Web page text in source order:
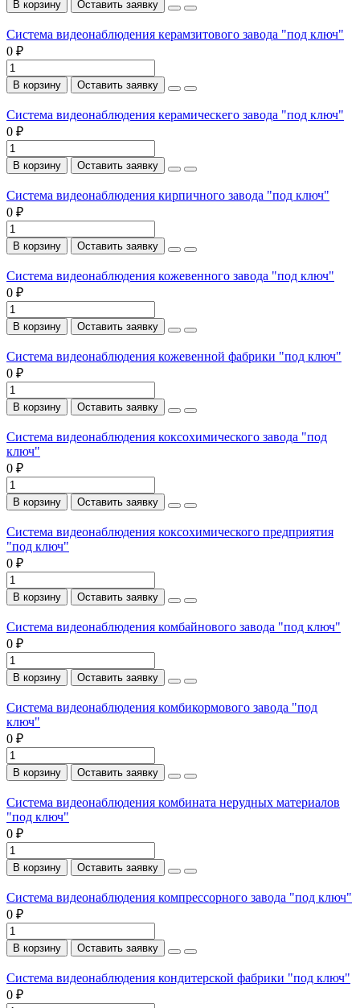
В корзину Оставить заявку
Система видеонаблюдения керамзитового завода "под ключ"
0 ₽
В корзину Оставить заявку
Система видеонаблюдения керамическего завода "под ключ"
0 ₽
В корзину Оставить заявку
Система видеонаблюдения кирпичного завода "под ключ"
0 ₽
В корзину Оставить заявку
Система видеонаблюдения кожевенного завода "под ключ"
0 ₽
В корзину Оставить заявку
Система видеонаблюдения кожевенной фабрики "под ключ"
0 ₽
В корзину Оставить заявку
Система видеонаблюдения коксохимического завода "под
ключ"
0 ₽
В корзину Оставить заявку
Система видеонаблюдения коксохимического предприятия
"под ключ"
0 ₽
В корзину Оставить заявку
Система видеонаблюдения комбайнового завода "под ключ"
0 ₽
В корзину Оставить заявку
Система видеонаблюдения комбикормового завода "под
ключ"
0 ₽
В корзину Оставить заявку
Система видеонаблюдения комбината нерудных материалов
"под ключ"
0 ₽
В корзину Оставить заявку
Система видеонаблюдения компрессорного завода "под ключ"
0 ₽
В корзину Оставить заявку
Система видеонаблюдения кондитерской фабрики "под ключ"
0 ₽